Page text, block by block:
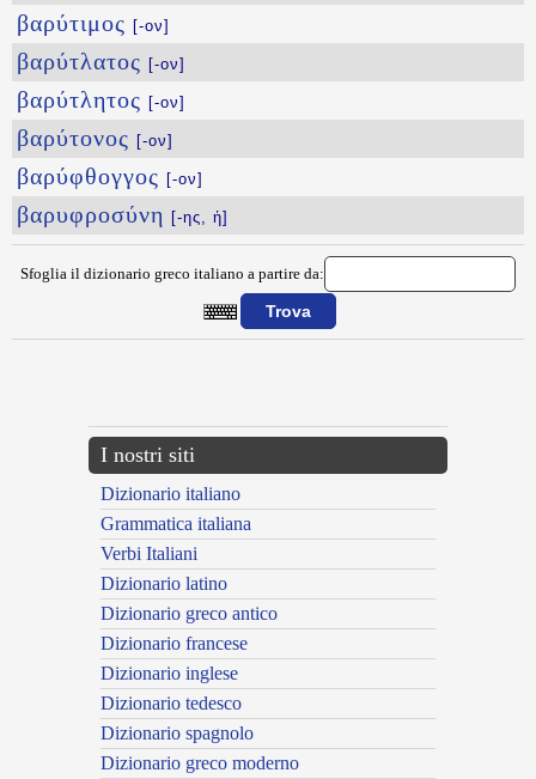
βαρύτιμος [-ον]
βαρύτλατος [-ον]
βαρύτλητος [-ον]
βαρύτονος [-ον]
βαρύφθογγος [-ον]
βαρυφροσύνη [-ης, ἡ]
Sfoglia il dizionario greco italiano a partire da:
I nostri siti
Dizionario italiano
Grammatica italiana
Verbi Italiani
Dizionario latino
Dizionario greco antico
Dizionario francese
Dizionario inglese
Dizionario tedesco
Dizionario spagnolo
Dizionario greco moderno